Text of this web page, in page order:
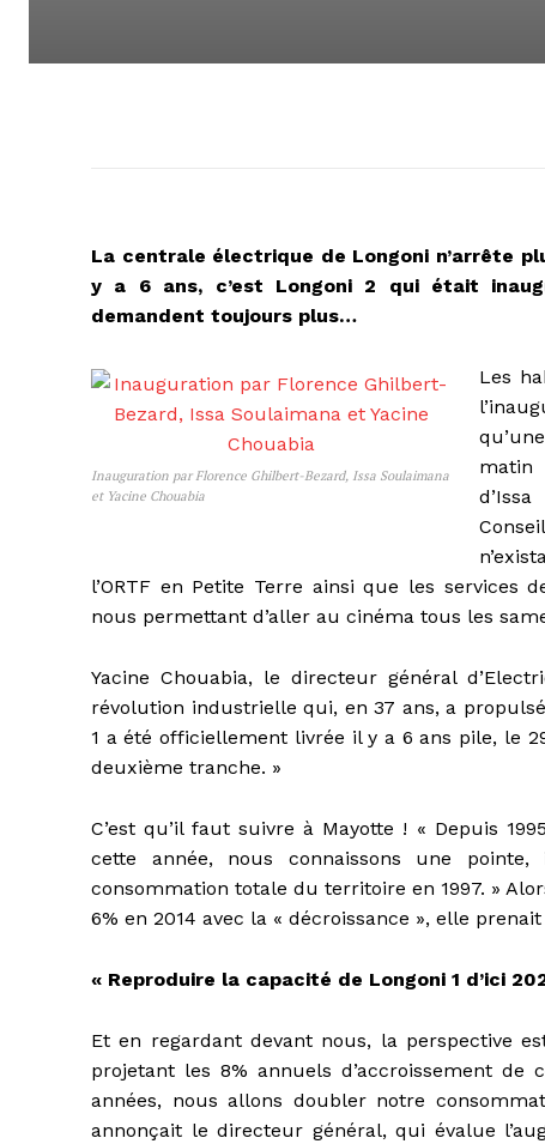
La centrale électrique de Longoni n’arrête
y a 6 ans, c’est Longoni 2 qui était
demandent toujours plus…
Inauguration par Florence Ghilbert-Bezard, Issa Soulaimana
et Yacine Chouabia
Les
matin
l’ORTF en Petite Terre ainsi que les services
nous permettant d’aller au cinéma tous les
Yacine Chouabia, le directeur général
révolution industrielle qui, en 37 ans, a
1 a été officiellement livrée il y a 6 ans pile, le
deuxième tranche. »
C’est qu’il faut suivre à Mayotte ! « Depuis
cette année, nous connaissons une
consommation totale du territoire en 1997. »
6% en 2014 avec la « décroissance », elle
« Reproduire la capacité de Longoni 1 d’ici
Et en regardant devant nous, la perspective
projetant les 8% annuels d’accroissement de
années, nous allons doubler notre
annonçait le directeur général, qui évalue